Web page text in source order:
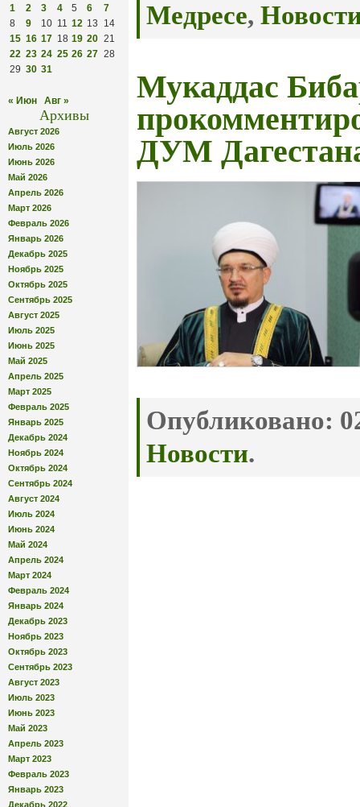
1
2 3 4 5 6
7
8
9 10 11 12 13
14
15 16 17 18 19 20 21
22 23 24 25 26 27 28
29 30 31
« Июн Авг »
Архивы
Август 2026
Июль 2026
Июнь 2026
Май 2026
Апрель 2026
Март 2026
Февраль 2026
Январь 2026
Декабрь 2025
Ноябрь 2025
Октябрь 2025
Сентябрь 2025
Август 2025
Июль 2025
Июнь 2025
Май 2025
Апрель 2025
Март 2025
Февраль 2025
Январь 2025
Декабрь 2024
Ноябрь 2024
Октябрь 2024
Сентябрь 2024
Август 2024
Июль 2024
Июнь 2024
Май 2024
Апрель 2024
Март 2024
Февраль 2024
Январь 2024
Декабрь 2023
Ноябрь 2023
Октябрь 2023
Сентябрь 2023
Август 2023
Июль 2023
Июнь 2023
Май 2023
Апрель 2023
Март 2023
Февраль 2023
Январь 2023
Декабрь 2022
Медресе,
Мукаддас
ДУМ
Опубликовано:
Новости.